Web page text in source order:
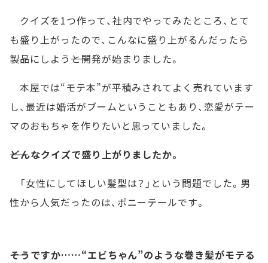
クイズを1つ作って、社内でやってみたところ、とて
も盛り上がったので、こんなに盛り上がるんだったら
製品にしよう――と開発が始まりました。
本屋では“モテ本”が平積みされてよく売れています
し、最近は婚活がブームということもあり、恋愛がテー
マのおもちゃを作りたいと思っていました。
――どんなクイズで盛り上がりましたか。
「女性にしてほしい髪型は？」という問題でした。男
性から人気だったのは、ポニーテールです。
――そうですか……“エビちゃん”のような巻き髪がモテる